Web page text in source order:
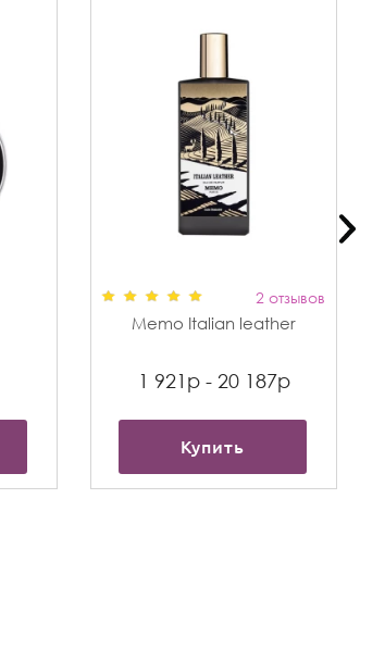
2 отзывов
Memo Italian leather
1 921р - 20 187р
Купить